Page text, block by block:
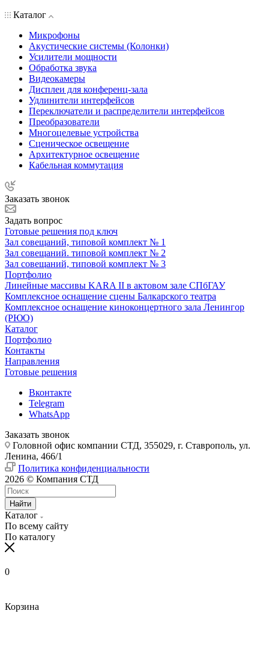
Каталог
Микрофоны
Акустические системы (Колонки)
Усилители мощности
Обработка звука
Видеокамеры
Дисплеи для конференц-зала
Удлинители интерфейсов
Переключатели и распределители интерфейсов
Преобразователи
Многоцелевые устройства
Сценическое освещение
Архитектурное освещение
Кабельная коммутация
Заказать звонок
Задать вопрос
Готовые решения под ключ
Зал совещаний, типовой комплект № 1
Зал совещаний. типовой комплект № 2
Зал совещаний, типовой комплект № 3
Портфолио
Линейные массивы KARA II в актовом зале СПбГАУ
Комплексное оснащение сцены Балкарского театра
Комплексное оснащение киноконцертного зала Ленингор
(РЮО)
Каталог
Портфолио
Контакты
Направления
Готовые решения
Вконтакте
Telegram
WhatsApp
Заказать звонок
Головной офис компании СТД, 355029, г. Ставрополь, ул.
Ленина, 466/1
Политика конфиденциальности
2026 © Компания СТД
Найти
Каталог
По всему сайту
По каталогу
0
Корзина